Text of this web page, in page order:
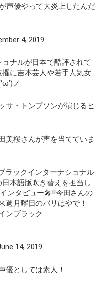
声優やって大炎上したんだ
4, 2019
ナルが日本で酷評されて
に吉本芸人や若手人気女
ノ
サ・トンプソンが演じるヒ
美桜さんが声を当てていま
ラックインターナショナル
本語版吹き替えを担当し
ンタビュー🎤‼️今田さんの
週月曜日のバリはやで！
ンブラック
14, 2019
優としては素人！